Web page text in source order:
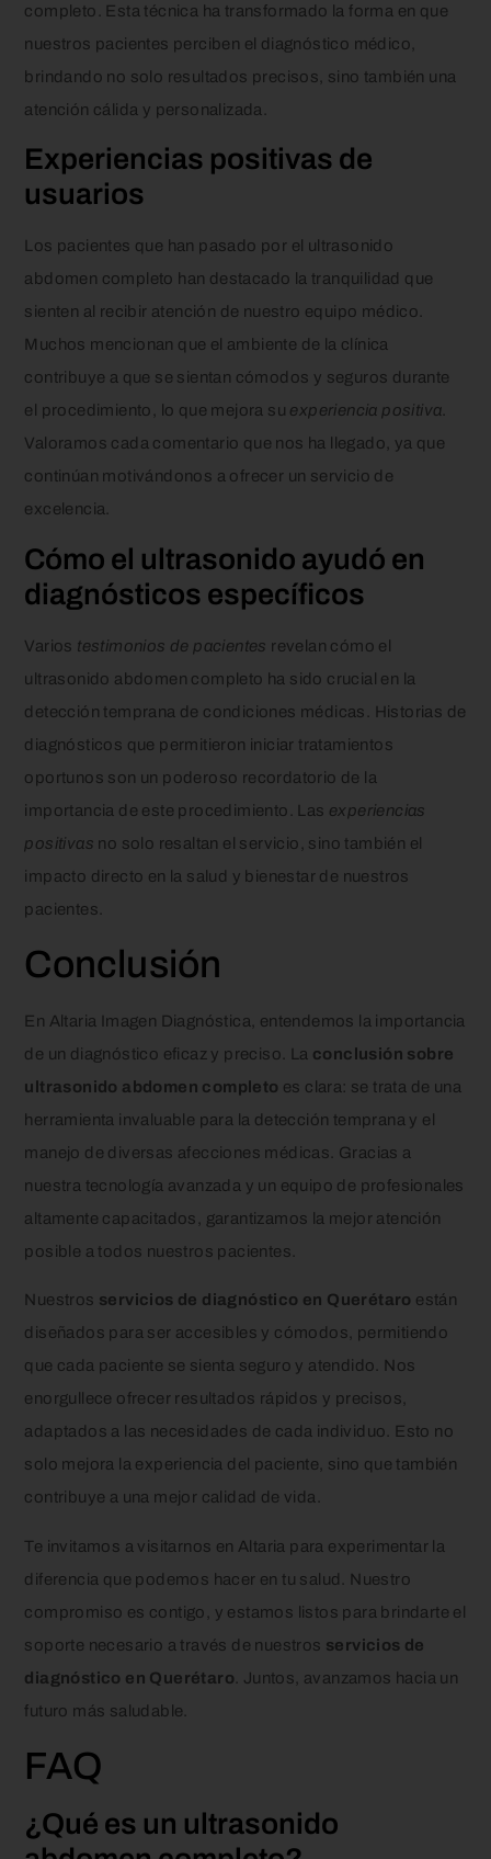
completo. Esta técnica ha transformado la forma en que
nuestros pacientes perciben el diagnóstico médico,
brindando no solo resultados precisos, sino también una
atención cálida y personalizada.
Experiencias positivas de
usuarios
Los pacientes que han pasado por el ultrasonido
abdomen completo han destacado la tranquilidad que
sienten al recibir atención de nuestro equipo médico.
Muchos mencionan que el ambiente de la clínica
contribuye a que se sientan cómodos y seguros durante
el procedimiento, lo que mejora su experiencia positiva
Valoramos cada comentario que nos ha llegado, ya que
continúan motivándonos a ofrecer un servicio de
excelencia.
Cómo el ultrasonido ayudó en
diagnósticos específicos
Varios testimonios de pacientes revelan cómo el
ultrasonido abdomen completo ha sido crucial en la
detección temprana de condiciones médicas. Historias de
diagnósticos que permitieron iniciar tratamientos
oportunos son un poderoso recordatorio de la
importancia de este procedimiento. Las experiencias
positivas no solo resaltan el servicio, sino también el
impacto directo en la salud y bienestar de nuestros
pacientes.
Conclusión
En Altaria Imagen Diagnóstica, entendemos la importancia
de un diagnóstico eficaz y preciso. La conclusión sobre
ultrasonido abdomen completo es clara: se trata de una
herramienta invaluable para la detección temprana y el
manejo de diversas afecciones médicas. Gracias a
nuestra tecnología avanzada y un equipo de profesionales
altamente capacitados, garantizamos la mejor atención
posible a todos nuestros pacientes.
Nuestros servicios de diagnóstico en Querétaro están
diseñados para ser accesibles y cómodos, permitiendo
que cada paciente se sienta seguro y atendido. Nos
enorgullece ofrecer resultados rápidos y precisos,
adaptados a las necesidades de cada individuo. Esto no
solo mejora la experiencia del paciente, sino que también
contribuye a una mejor calidad de vida.
Te invitamos a visitarnos en Altaria para experimentar la
diferencia que podemos hacer en tu salud. Nuestro
compromiso es contigo, y estamos listos para brindarte el
soporte necesario a través de nuestros servicios de
diagnóstico en Querétaro . Juntos, avanzamos hacia un
futuro más saludable.
FAQ
¿Qué es un ultrasonido